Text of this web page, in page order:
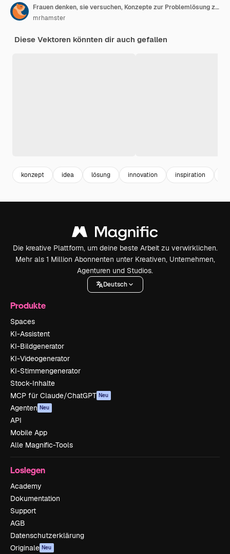
Frauen denken, sie versuchen, Konzepte zur Problemlösung zu finden
mrhamster
Diese Vektoren könnten dir auch gefallen
konzept idea lösung innovation inspiration
Die kreative Plattform, um deine beste Arbeit zu verwirklichen.
Mehr als 1 Million Abonnenten unter Kreativen, Unternehmen,
Agenturen und Studios.
Deutsch
Produkte
Spaces
KI-Assistent
KI-Bildgenerator
KI-Videogenerator
KI-Stimmengenerator
Stock-Inhalte
MCP für Claude/ChatGPT Neu
Agenten Neu
API
Mobile App
Alle Magnific-Tools
Loslegen
Academy
Dokumentation
Support
AGB
Datenschutzerklärung
Originale Neu